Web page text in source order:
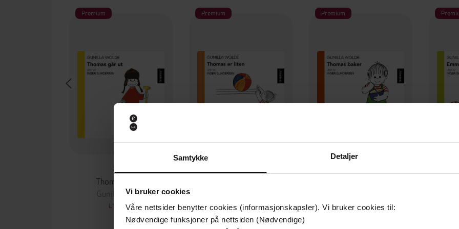
Samtykke Detaljer
Vi bruker cookies
Våre nettsider benytter cookies (informasjonskapsler). Vi bruker cookies til:
Nødvendige funksjoner på nettsiden (Nødvendige)
Premium
59,-
Thomas går ut
Gunilla Wolde
LYDBOK
Premium
LYDBOK
Premium
LYDBOK